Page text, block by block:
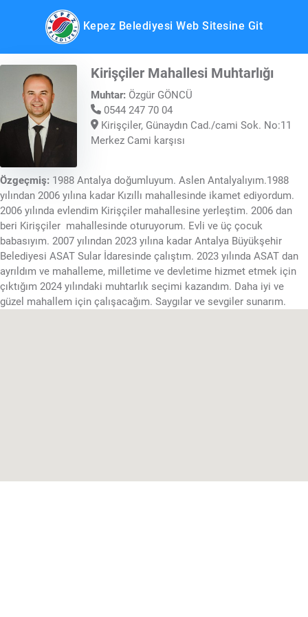
Kepez Belediyesi Web Sitesine Git
Kirişçiler Mahallesi Muhtarlığı
Muhtar: Özgür GÖNCÜ
0544 247 70 04
Kirişçiler, Günaydın Cad./cami Sok. No:11
Merkez Cami karşısı
Özgeçmiş: 1988 Antalya doğumluyum. Aslen Antalyalıyım.1988
yılından 2006 yılına kadar Kızıllı mahallesinde ikamet ediyordum.
2006 yılında evlendim Kirişçiler mahallesine yerleştim. 2006 dan
beri Kirişçiler mahallesinde oturuyorum. Evli ve üç çocuk
babasıyım. 2007 yılından 2023 yılına kadar Antalya Büyükşehir
Belediyesi ASAT Sular İdaresinde çalıştım. 2023 yılında ASAT dan
ayrıldım ve mahalleme, milletime ve devletime hizmet etmek için
çıktığım 2024 yılındaki muhtarlık seçimi kazandım. Daha iyi ve
güzel mahallem için çalışacağım. Saygılar ve sevgiler sunarım.